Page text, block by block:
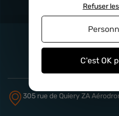
305 rue de Quiery ZA
C'est OK
Refuser